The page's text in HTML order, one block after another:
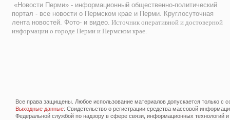
«Новости Перми» - информационный общественно-политический
портал - все новости о Пермском крае и Перми. Круглосуточная
лента новостей. Фото- и видео. Источник оперативной и достоверной
информации о городе Перми и Пермском крае.
Все права защищены. Любое использование материалов допускается только с
Выходные данные: Свидетельство о регистрации средства массовой
Федеральной службой по надзору в сфере связи, информационных технологий